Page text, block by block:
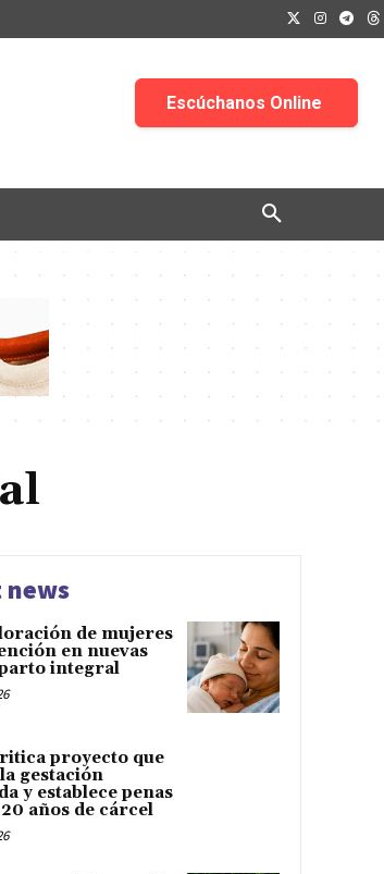
news
de mujeres
en nuevas
parto integral
proyecto que
gestación
y establece penas
años de cárcel